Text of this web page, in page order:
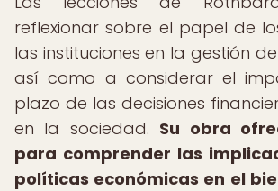
reflexionar sobre el papel de
las instituciones en la gestión
así como a considerar el
plazo de las decisiones
en la sociedad. Su obra
para comprender las
políticas económicas en el